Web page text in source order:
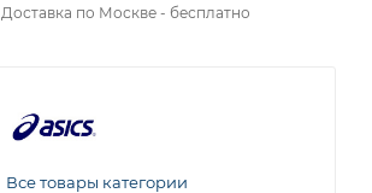
Доставка по Москве - бесплатно
Все товары категории